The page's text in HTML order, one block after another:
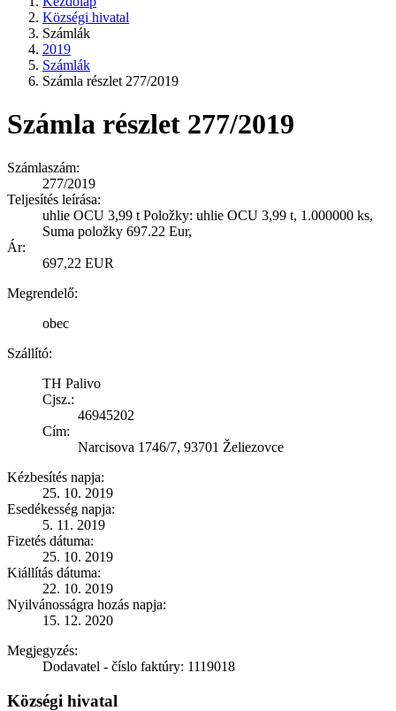
Községi hivatal
Számlák
2019
Számlák
Számla részlet 277/2019
Számla részlet 277/2019
Számlaszám:
277/2019
Teljesítés leírása:
uhlie OCU 3,99 t Položky: uhlie OCU 3,99 t, 1.000000 ks,
Suma položky 697.22 Eur,
Ár:
697,22 EUR
Megrendelő:
obec
Szállító:
TH Palivo
Cjsz.:
46945202
Cím:
Narcisova 1746/7, 93701 Želiezovce
Kézbesítés napja:
25. 10. 2019
Esedékesség napja:
5. 11. 2019
Fizetés dátuma:
25. 10. 2019
Kiállítás dátuma:
22. 10. 2019
Nyilvánosságra hozás napja:
15. 12. 2020
Megjegyzés:
Dodavatel - číslo faktúry: 1119018
Községi hivatal